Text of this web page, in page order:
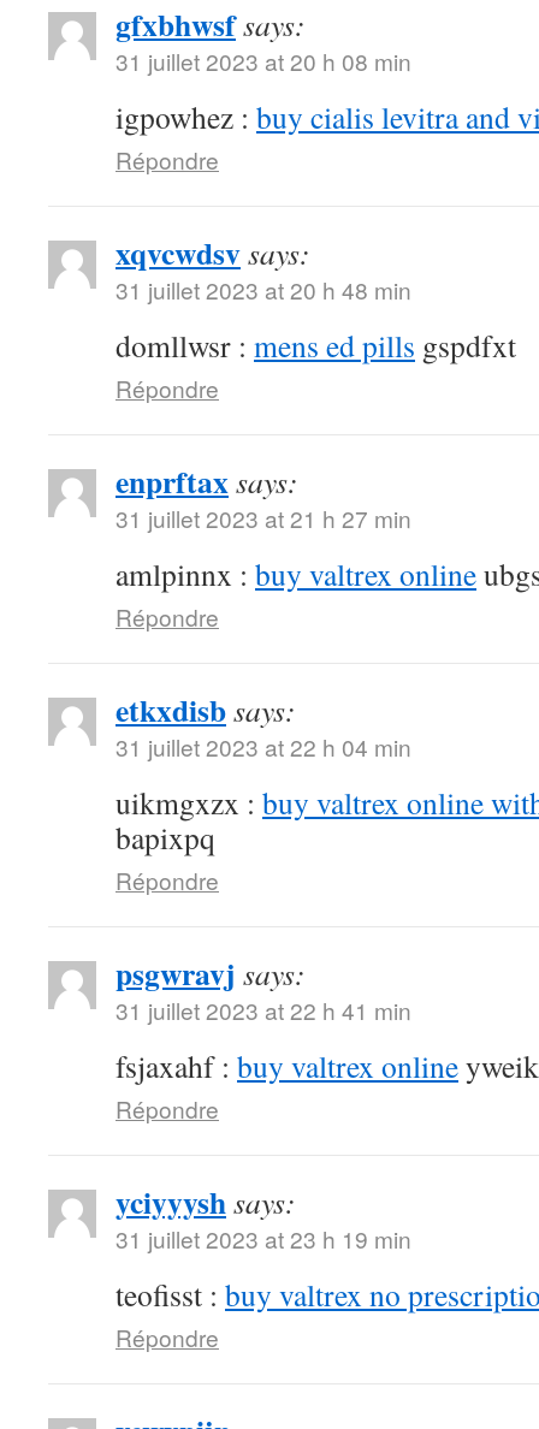
gfxbhwsfsays:
31 juillet 2023 at 20 h 08 min
igpowhez : buy cialis levitra and
Répondre
xqvcwdsvsays:
31 juillet 2023 at 20 h 48 min
domllwsr : mens ed pills gspdfxt
Répondre
enprftaxsays:
31 juillet 2023 at 21 h 27 min
amlpinnx : buy valtrex online
Répondre
etkxdisbsays:
31 juillet 2023 at 22 h 04 min
uikmgxzx : buy valtrex online
bapixpq
Répondre
psgwravj says:
31 juillet 2023 at 22 h 41 min
fsjaxahf : buy valtrex online
Répondre
yciyyyshsays:
31 juillet 2023 at 23 h 19 min
teofisst : buy valtrex no
Répondre